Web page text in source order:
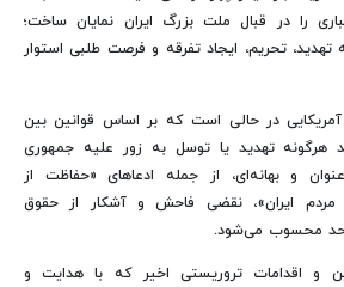
را در قبال ملت بزرگ ایران نمایان ساخت؛
تحریم، ایجاد تفرقه و فرصت طلبی استوار
آمریکایی در حالی است که بر اساس قوانین بین
هرگونه تهدید یا توسل به زور علیه جمهوری
و بهانه‌ای، از جمله ادعاهای «حفاظت از
مردم ایران»، نقضی فاحش و آشکار از حقوق
محسوب می‌شود.
و اقدامات تروریستی اخیر که با هدایت و